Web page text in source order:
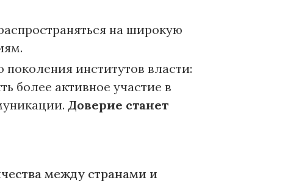
на широкую
институтов власти:
более активное участие в
Доверие станет
между странами и